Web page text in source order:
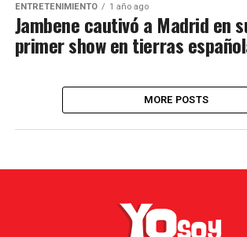
ENTRETENIMIENTO 1 año ago
Jambene cautivó a Madrid en
primer show en tierras
MORE POSTS